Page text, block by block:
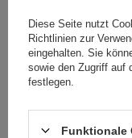
Pomijaj
Diese Seite nutzt
Richtlinien zur
eingehalten. Sie
sowie den Zugriff auf
festlegen.
Funktionale